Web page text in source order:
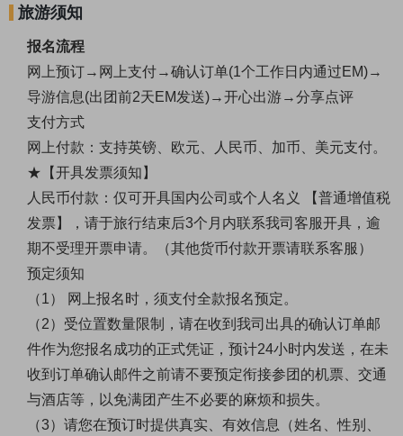
旅游须知
报名流程
网上预订→网上支付→确认订单(1个工作日内通过EM)→
导游信息(出团前2天EM发送)→开心出游→分享点评
支付方式
网上付款：支持英镑、欧元、人民币、加币、美元支付。
★【开具发票须知】
人民币付款：仅可开具国内公司或个人名义
【普通增值税
发票】，请于旅行结束后3个月内联系我司客服开具，逾
期不受理开票申请。（其他货币付款开票请联系客服）
预定须知
（1） 网上报名时，须支付全款报名预定。
（2）受位置数量限制，请在收到我司出具的确认订单邮
件作为您报名成功的正式凭证，预计24小时内发送，在未
收到订单确认邮件之前请不要预定衔接参团的机票、交通
与酒店等，以免满团产生不必要的麻烦和损失。
（3）请您在预订时提供真实、有效信息（姓名、性别、